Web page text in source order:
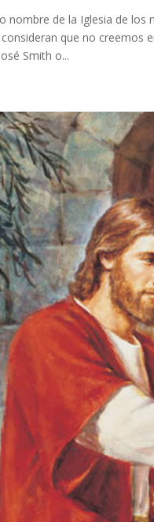
nombre de la Iglesia de
que no creemos
Smith o...